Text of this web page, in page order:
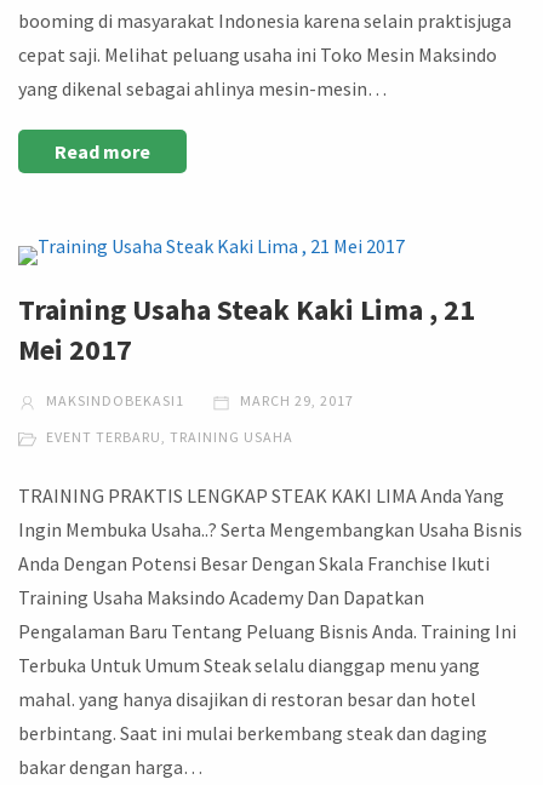
booming di masyarakat Indonesia karena selain praktisjuga
cepat saji. Melihat peluang usaha ini Toko Mesin Maksindo
yang dikenal sebagai ahlinya mesin-mesin…
Read more
Training Usaha Steak Kaki Lima , 21
Mei 2017
MAKSINDOBEKASI1 MARCH 29, 2017
EVENT TERBARU, TRAINING USAHA
TRAINING PRAKTIS LENGKAP STEAK KAKI LIMA Anda Yang
Ingin Membuka Usaha..? Serta Mengembangkan Usaha Bisnis
Anda Dengan Potensi Besar Dengan Skala Franchise Ikuti
Training Usaha Maksindo Academy Dan Dapatkan
Pengalaman Baru Tentang Peluang Bisnis Anda. Training Ini
Terbuka Untuk Umum Steak selalu dianggap menu yang
mahal. yang hanya disajikan di restoran besar dan hotel
berbintang. Saat ini mulai berkembang steak dan daging
bakar dengan harga…